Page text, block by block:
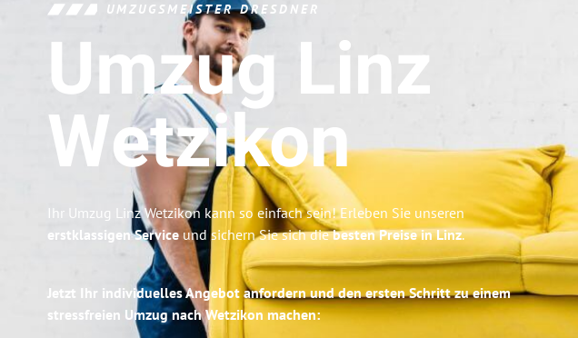
UMZUGSMEISTER DRESDNER
Umzug Linz
Wetzikon
Ihr Umzug Linz Wetzikon kann so einfach sein! Erleben Sie unseren
erstklassigen Service und sichern Sie sich diebesten Preise in Linz.
Jetzt Ihr individuelles Angebot anfordern und den ersten Schritt zu einem
stressfreien Umzug nach Wetzikon machen: